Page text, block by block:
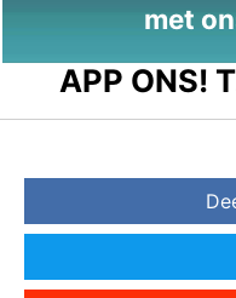
met
APP ONS!